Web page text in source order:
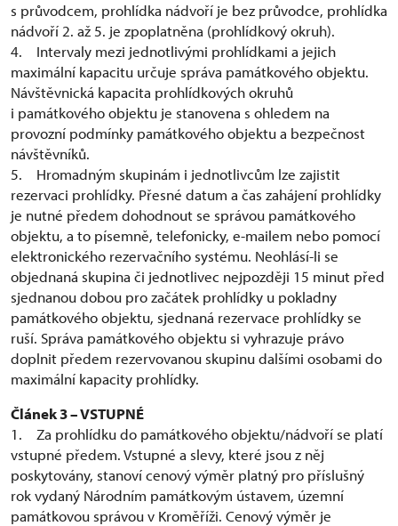
s průvodcem, prohlídka nádvoří je bez průvodce, prohlídka
nádvoří 2. až 5. je zpoplatněna (prohlídkový okruh).
4. Intervaly mezi jednotlivými prohlídkami a jejich
maximální kapacitu určuje správa památkového objektu.
Návštěvnická kapacita prohlídkových okruhů
i památkového objektu je stanovena s ohledem na
provozní podmínky památkového objektu a bezpečnost
návštěvníků.
5. Hromadným skupinám i jednotlivcům lze zajistit
rezervaci prohlídky. Přesné datum a čas zahájení prohlídky
je nutné předem dohodnout se správou památkového
objektu, a to písemně, telefonicky, e-mailem nebo pomocí
elektronického rezervačního systému. Neohlásí-li se
objednaná skupina či jednotlivec nejpozději 15 minut před
sjednanou dobou pro začátek prohlídky u pokladny
památkového objektu, sjednaná rezervace prohlídky se
ruší. Správa památkového objektu si vyhrazuje právo
doplnit předem rezervovanou skupinu dalšími osobami do
maximální kapacity prohlídky.
Článek 3 – VSTUPNÉ
1. Za prohlídku do památkového objektu/nádvoří se platí
vstupné předem. Vstupné a slevy, které jsou z něj
poskytovány, stanoví cenový výměr platný pro příslušný
rok vydaný Národním památkovým ústavem, územní
památkovou správou v Kroměříži. Cenový výměr je